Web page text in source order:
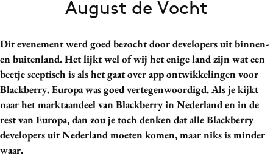
Carriere
Contentmarketing
Craft
Customer Experience
Data & Insights
Design
Digital transformation
Dit evenement werd goed bezocht door developers uit binnen-
en buitenland. Het lijkt wel of wij het enige land zijn wat een
beetje sceptisch is als het gaat over app ontwikkelingen voor
Blackberry. Europa was goed vertegenwoordigd. Als je kijkt
naar het marktaandeel van Blackberry in Nederland en in de
rest van Europa, dan zou je toch denken dat alle Blackberry
developers uit Nederland moeten komen, maar niks is minder
waar.
August de Vocht